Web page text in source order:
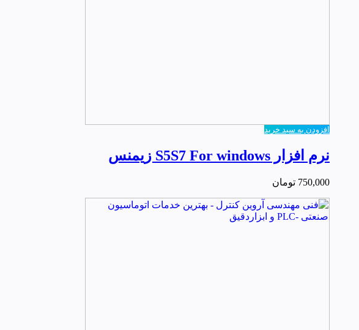
افزودن به سبد خرید
نرم افزار S5S7 For windows زیمنس
750,000 تومان